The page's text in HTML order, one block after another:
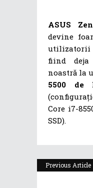
ASUS
devine
fiind
noastră la
5500 de
Core i7-
SSD).
Previous Article